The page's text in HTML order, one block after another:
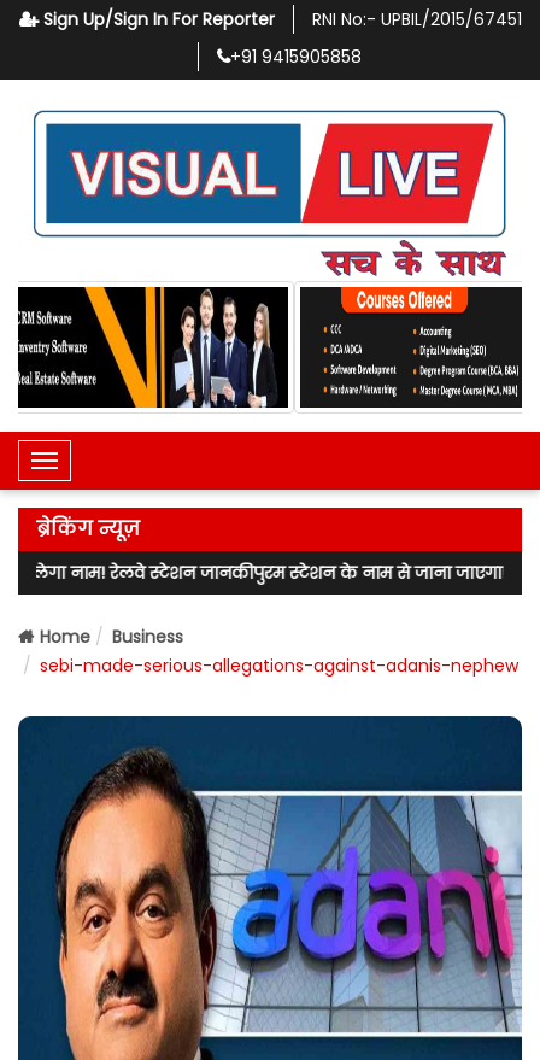
Sign Up/Sign In For Reporter RNI No:- UPBIL/2015/67451
+91 9415905858
Toggle Navigation
ब्रेकिंग न्यूज़
स्टेशन जानकीपुरम स्टेशन के नाम से जाना जाएगा! लखनऊ उत्तर के
Home
Business
sebi-made-serious-allegations-against-adanis-nephew